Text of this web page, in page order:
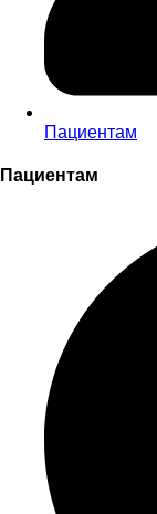
Пациентам
Пациентам